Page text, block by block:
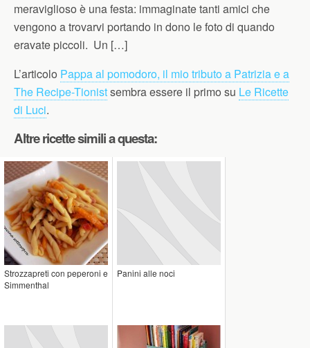
meraviglioso è una festa: immaginate tanti amici che
vengono a trovarvi portando in dono le foto di quando
eravate piccoli. Un […]
L’articolo Pappa al pomodoro, il mio tributo a Patrizia e a
The Recipe-Tionistsembra essere il primo su Le Ricette
di Luci.
Altre ricette simili a questa:
Strozzapreti con peperoni e
Simmenthal
Panini alle noci